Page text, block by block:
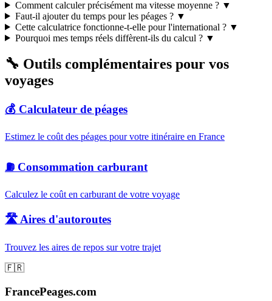
Comment calculer précisément ma vitesse moyenne ? ▼
Faut-il ajouter du temps pour les péages ? ▼
Cette calculatrice fonctionne-t-elle pour l'international ? ▼
Pourquoi mes temps réels diffèrent-ils du calcul ? ▼
🔧 Outils complémentaires pour vos
voyages
💰 Calculateur de péages
Estimez le coût des péages pour votre itinéraire en France
⛽ Consommation carburant
Calculez le coût en carburant de votre voyage
🛣️ Aires d'autoroutes
Trouvez les aires de repos sur votre trajet
🇫🇷
FrancePeages.com